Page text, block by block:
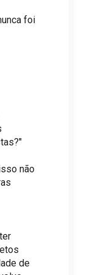
foi
não
de